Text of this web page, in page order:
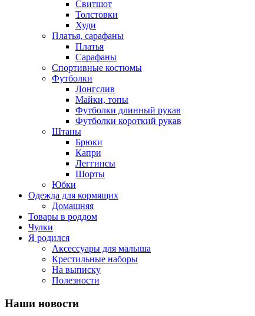
Свитшот
Толстовки
Худи
Платья, сарафаны
Платья
Сарафаны
Спортивные костюмы
Футболки
Лонгслив
Майки, топы
Футболки длинный рукав
Футболки короткий рукав
Штаны
Брюки
Капри
Леггинсы
Шорты
Юбки
Одежда для кормящих
Домашняя
Товары в роддом
Чулки
Я родился
Аксессуары для малыша
Крестильные наборы
На выписку
Полезности
Наши новости